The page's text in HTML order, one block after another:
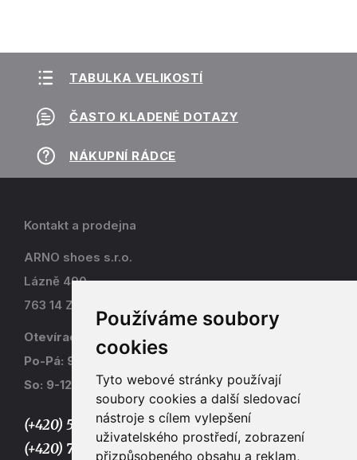
Používáme soubory
cookies
Tyto webové stránky používají
soubory cookies a další sledovací
nástroje s cílem vylepšení
uživatelského prostředí, zobrazení
přizpůsobeného obsahu a reklam,
TABULKA VELIKOSTÍ
ČASTO KLADENÉ DOTAZY
NÁKUPNÍ RÁDCE
Kontakt a prodejna
ARNO shoes s.r.o.
Lázně 490
763 14 Zlín - Kostelec
Otevírací doba
Po-Pá: 9-17
So: 9-12
(+420) 577 915 036,
(+420) 773 667 390